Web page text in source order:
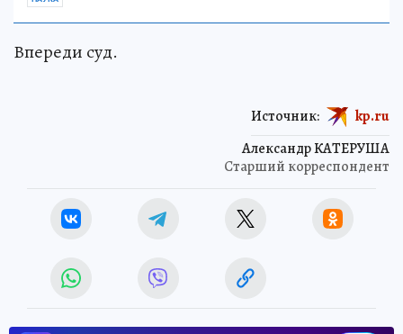
Впереди суд.
Александр КАТЕРУША
Старший корреспондент
Источник: kp.ru